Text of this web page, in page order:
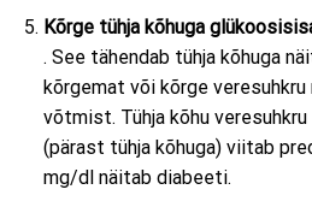
Kõrge tühja kõhuga
. See tähendab tühja kõhuga
kõrgemat või kõrge
võtmist. Tühja kõhu
(pärast tühja kõhuga) viitab
mg/dl näitab diabeeti.